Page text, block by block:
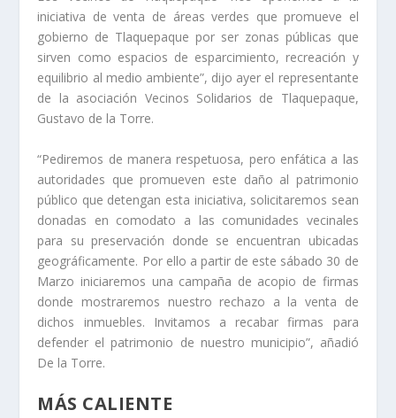
iniciativa de venta de áreas verdes que promueve el
gobierno de Tlaquepaque por ser zonas públicas que
sirven como espacios de esparcimiento, recreación y
equilibrio al medio ambiente”, dijo ayer el representante
de la asociación Vecinos Solidarios de Tlaquepaque,
Gustavo de la Torre.
“Pediremos de manera respetuosa, pero enfática a las
autoridades que promueven este daño al patrimonio
público que detengan esta iniciativa, solicitaremos sean
donadas en comodato a las comunidades vecinales
para su preservación donde se encuentran ubicadas
geográficamente. Por ello a partir de este sábado 30 de
Marzo iniciaremos una campaña de acopio de firmas
donde mostraremos nuestro rechazo a la venta de
dichos inmuebles. Invitamos a recabar firmas para
defender el patrimonio de nuestro municipio”, añadió
De la Torre.
MÁS CALIENTE